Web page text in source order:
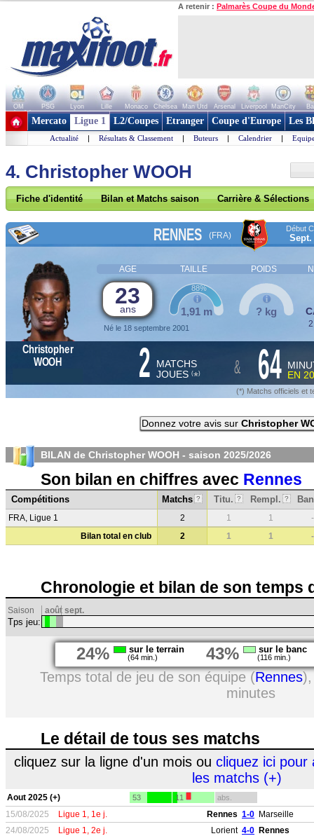
A retenir : Palmarès Coupe du
OM PSG Lyon Lille Monaco Chelsea Man Utd Arsenal Liverpool ManCity
+ de clubs
Mercato Ligue 1 L2/Coupes Etranger Coupe d'Europe Les
Actualité | Résultats & Classement | Buteurs | Calendrier |
4. Christopher WOOH
Fiche d'identité Bilan et Matchs saison Carrière & Sélections
RENNES (FRA)
Début
Sept.
AGE TAILLE POIDS
23
ans
Né le 18 septembre 2001
1,91 m
88%
? kg
Christopher
WOOH
2 MATCHS
JOUES (*) & 64 EN
(*) Matchs officiels et
Donnez votre avis sur Christopher
BILAN de Christopher WOOH - saison 2025/2026
Son bilan en chiffres avec Rennes
Compétitions Matchs ? Titu. ? Rempl. ?
FRA, Ligue 1 2 1 1
-
Bilan total en club
2 1 1 -
Chronologie et bilan de son temps
Saison août sept.
Tps jeu:
24% sur le terrain
(64 min.) 43% sur le banc
(116 min.)
Temps total de jeu de son équipe (Rennes),
minutes
Le détail de tous ses matchs
cliquez sur la ligne d'un mois ou cliquez ici pour
les matchs (+)
Aout 2025 (+) 53 11 abs.
15/08/2025 Ligue 1, 1e j. Rennes 1-0 Marseille
24/08/2025
Ligue 1, 2e j. Lorient 4-0 Rennes